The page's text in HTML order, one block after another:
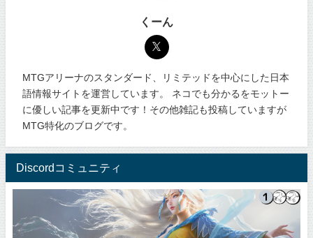
くーん
MTGアリーナのスタンダード、リミテッドを中心にした日本
語情報サイトを運営しています。 ネコでも分かるをモットー
に優しい記事を更新中です！その他雑記も投稿していますが
MTG特化のブログです。
Discordコミュニティ